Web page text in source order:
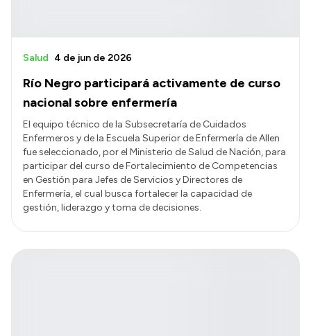
Río Negro participará activamente de curso
nacional sobre enfermería
Salud 4 de jun de 2026
El equipo técnico de la Subsecretaría de Cuidados
Enfermeros y de la Escuela Superior de Enfermería de Allen
fue seleccionado, por el Ministerio de Salud de Nación, para
participar del curso de Fortalecimiento de Competencias
en Gestión para Jefes de Servicios y Directores de
Enfermería, el cual busca fortalecer la capacidad de
gestión, liderazgo y toma de decisiones.